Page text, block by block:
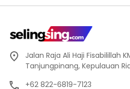
Jalan Raja Ali Haji Fisabilillah
Tanjungpinang, Kepulauan
+62 822-6819-7123